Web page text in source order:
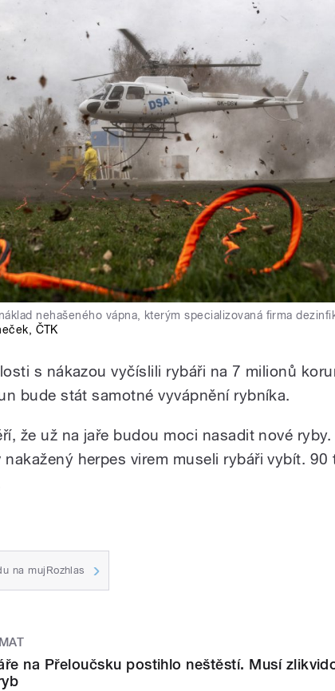
nehašeného vápna, kterým specializovaná firma
, ČTK
s nákazou vyčíslili rybáři na 7 milionů
bude stát samotné vyvápnění rybníka.
že už na jaře budou moci nasadit nové ryby.
nakažený herpes virem museli rybáři vybít. 90
na mujRozhlas
na Přeloučsku postihlo neštěstí. Musí